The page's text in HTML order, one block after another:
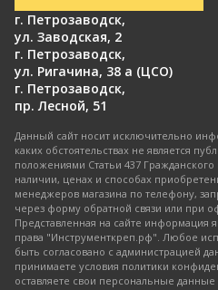
г. Петрозаводск,
ул. Заводская, 2
г. Петрозаводск,
ул. Ригачина, 38 а (ЦСО)
г. Петрозаводск,
пр. Лесной, 51
Данный сайт носит исключительно
каких обстоятельствах не является
положениями Статьи 437
наличии, ценах и способах
менеджеров магазина по телефону,
через форму обратной связи или при
Представленная на сайте информация
права "Инструменткреп.рф". Любое
быть согласовано с администрацией
принимаете условия политики
оставляете свои персональные данные